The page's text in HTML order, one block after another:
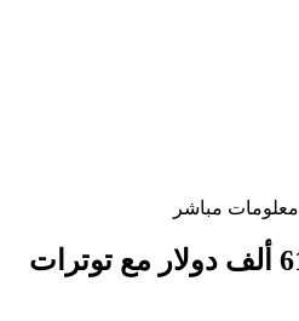
معلومات مباشر
البيتكوين يهبط إلى 61 ألف دولار مع توترات